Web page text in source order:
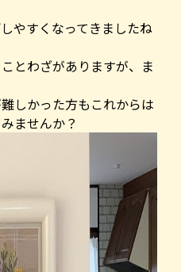
やすくなってきましたね
とわざがありますが、ま
しかった方もこれからは
ませんか？